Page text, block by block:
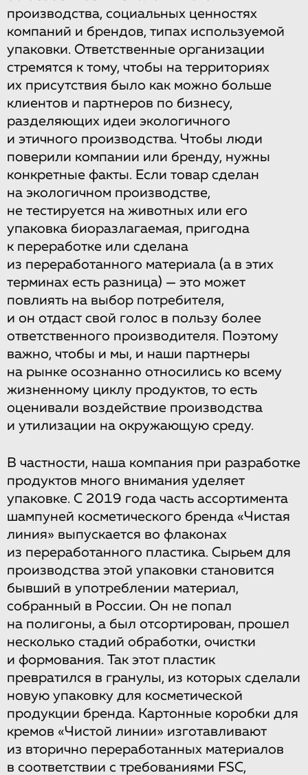
производства, социальных ценностях
компаний и брендов, типах используемой
упаковки. Ответственные организации
стремятся к тому, чтобы на территориях
их присутствия было как можно больше
клиентов и партнеров по бизнесу,
разделяющих идеи экологичного
и этичного производства. Чтобы люди
поверили компании или бренду, нужны
конкретные факты. Если товар сделан
на экологичном производстве,
не тестируется на животных или его
упаковка биоразлагаемая, пригодна
к переработке или сделана
из переработанного материала (а в этих
терминах есть разница) — это может
повлиять на выбор потребителя,
и он отдаст свой голос в пользу более
ответственного производителя. Поэтому
важно, чтобы и мы, и наши партнеры
на рынке осознанно относились ко всему
жизненному циклу продуктов, то есть
оценивали воздействие производства
и утилизации на окружающую среду.
В частности, наша компания при разработке
продуктов много внимания уделяет
упаковке. С 2019 года часть ассортимента
шампуней косметического бренда «Чистая
линия» выпускается во флаконах
из переработанного пластика. Сырьем для
производства этой упаковки становится
бывший в употреблении материал,
собранный в России. Он не попал
на полигоны, а был отсортирован, прошел
несколько стадий обработки, очистки
и формования. Так этот пластик
превратился в гранулы, из которых сделали
новую упаковку для косметической
продукции бренда. Картонные коробки для
кремов «Чистой линии» изготавливают
из вторично переработанных материалов
в соответствии с требованиями FSC,